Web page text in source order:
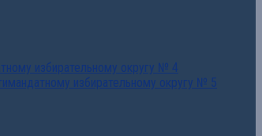
избирательному округу № 4
избирательному округу № 5